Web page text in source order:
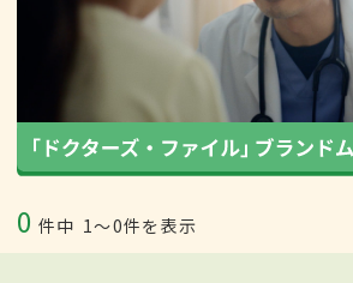
0 件中 1〜0件を表示